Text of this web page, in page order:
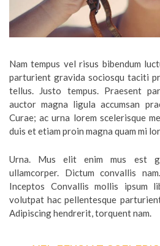
Nam tempus vel risus bibendum
parturient gravida sociosqu taciti
tellus. Justo tempus. Praesent
auctor magna ligula accumsan
Curae; ac urna lorem scelerisque
duis et etiam proin magna quam mi
Urna. Mus elit enim mus est
ullamcorper. Dictum convallis
Inceptos Convallis mollis ipsum
volutpat hac pellentesque
Adipiscing hendrerit, torquent nam.